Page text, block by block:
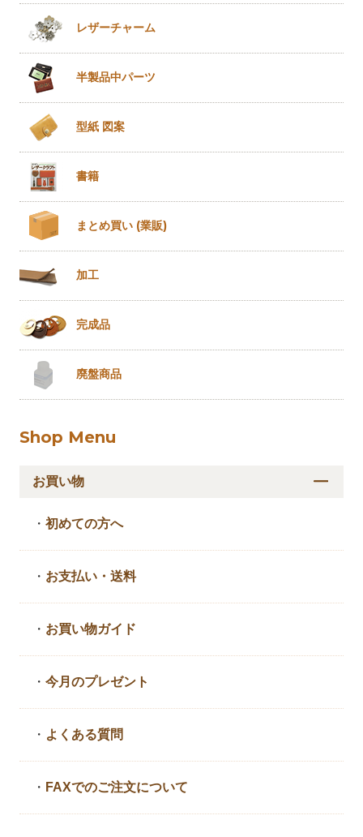
レザーチャーム
半製品中パーツ
型紙 図案
書籍
まとめ買い (業販)
加工
完成品
廃盤商品
Shop Menu
お買い物
・初めての方へ
・ お支払い・送料
・ お買い物ガイド
・今月のプレゼント
・ よくある質問
・ FAXでのご注文について